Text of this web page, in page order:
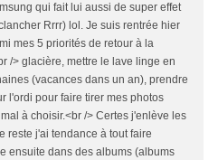
qui fait lui aussi de super effet
Rrrr) lol. Je suis rentrée hier
mes 5 priorités de retour à la
/> glacière, mettre le lave linge en
(vacances dans un an), prendre
l'ordi pour faire tirer mes photos
à choisir.<br /> Certes j'enlève les
reste j'ai tendance à tout faire
ensuite dans des albums (albums